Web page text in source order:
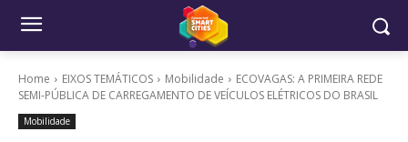
Home EIXOS TEMÁTICOS Mobilidade
ECOVAGAS: A PRIMEIRA REDE
SEMI-PÚBLICA DE CARREGAMENTO DE VEÍCULOS ELÉTRICOS DO BRASIL
Mobilidade